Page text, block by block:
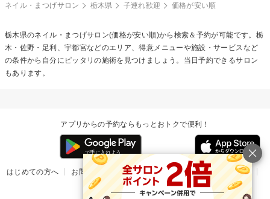
ネイル・まつげサロン 栃木県 子連れ歓迎 価格が安い順
栃木県のネイル・まつげサロン(価格が安い順)から検索＆予約が可能です。栃
木・佐野・足利、宇都宮などのエリア、得意メニューや施設・サービスなど
の条件から自分にピッタリの施術を見つけましょう。当日予約できるサロン
もあります。
アプリからの予約ならもっとおトクで便利！
はじめての方へ お問い合わせ ヘルプ リリース情報
利用規約
掲載ご希望のサロン様